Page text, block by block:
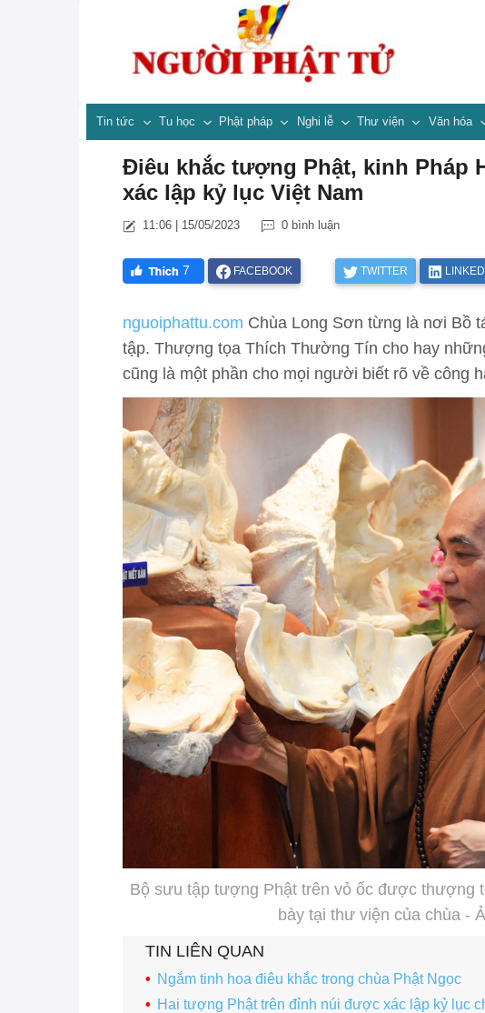
Tin tức Tu học Phật pháp Nghi lễ Thư viện Văn hóa
Điêu khắc tượng Phật, kinh Pháp
xác lập kỷ lục Việt Nam
11:06 | 15/05/2023 0 bình luận
7 FACEBOOK TWITTER
nguoiphattu.com Chùa Long Sơn từng là nơi Bồ
tập. Thượng tọa Thích Thường Tín cho hay
cũng là một phần cho mọi người biết rõ về công
Bộ sưu tập tượng Phật trên vỏ ốc được thượng
bày tại thư viện của chùa -
TIN LIÊN QUAN
Ngắm tinh hoa điêu khắc trong chùa Phật Ngọc
Hai tượng Phật trên đỉnh núi được xác lập kỷ lục